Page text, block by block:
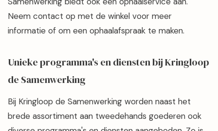
Neem contact op met de winkel voor meer
informatie of om een ophaalafspraak te maken.
Unieke programma's en diensten bij Kringloop
de Samenwerking
Bij Kringloop de Samenwerking worden naast het
brede assortiment aan tweedehands goederen ook